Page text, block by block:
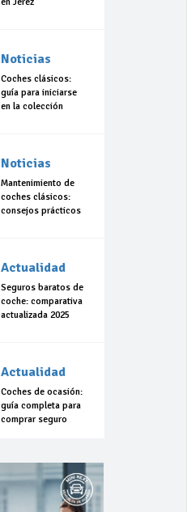
Noticias
Coches clásicos:
guía para iniciarse
en la colección
Noticias
Mantenimiento de
coches clásicos:
consejos prácticos
Actualidad
Seguros baratos de
coche: comparativa
actualizada 2025
Actualidad
Coches de ocasión:
guía completa para
comprar seguro